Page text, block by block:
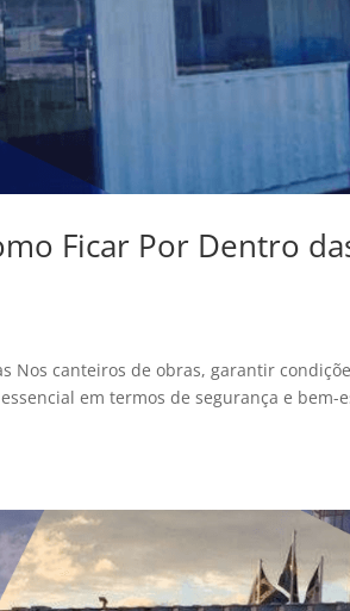
Ficar Por Dentro
Nos canteiros de obras, garantir
em termos de segurança e bem-